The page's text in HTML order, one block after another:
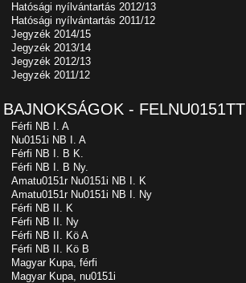
Hatósági nyílvántartás 2012/13
Hatósági nyílvántartás 2011/12
Jegyzék 2014/15
Jegyzék 2013/14
Jegyzék 2012/13
Jegyzék 2011/12
BAJNOKSÁGOK - FELNU0151TT
Férfi NB I. A
Nu0151i NB I. A
Férfi NB I. B K.
Férfi NB I. B Ny.
Amatu0151r Nu0151i NB I. K
Amatu0151r Nu0151i NB I. Ny
Férfi NB II. K
Férfi NB II. Ny
Férfi NB II. Kö A
Férfi NB II. Kö B
Magyar Kupa, férfi
Magyar Kupa, nu0151i